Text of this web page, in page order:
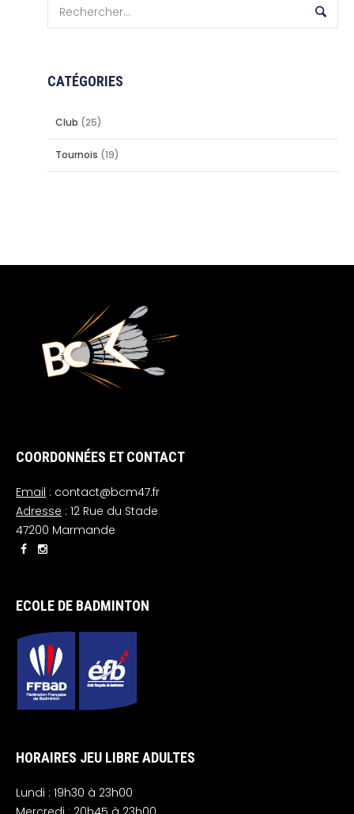
CATÉGORIES
Club (25)
Tournois (19)
COORDONNÉES ET CONTACT
Email : contact@bcm47.fr
Adresse : 12 Rue du Stade
47200 Marmande
ECOLE DE BADMINTON
HORAIRES JEU LIBRE ADULTES
Lundi : 19h30 à 23h00